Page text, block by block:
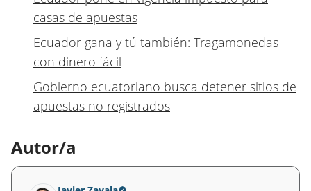
casas de apuestas
Ecuador gana y tú también: Tragamonedas
con dinero fácil
Gobierno ecuatoriano busca detener sitios de
apuestas no registrados
Autor/a